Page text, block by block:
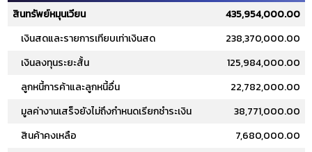
สินทรัพย์หมุนเวียน
435,954,000.00
เงินสดและรายการเทียบเท่าเงินสด
238,370,000.00
เงินลงทุนระยะสั้น
125,984,000.00
ลูกหนี้การค้าและลูกหนี้อื่น
22,782,000.00
มูลค่างานเสร็จยังไม่ถึงกำหนดเรียกชำระเงิน
38,771,000.00
สินค้าคงเหลือ
7,680,000.00